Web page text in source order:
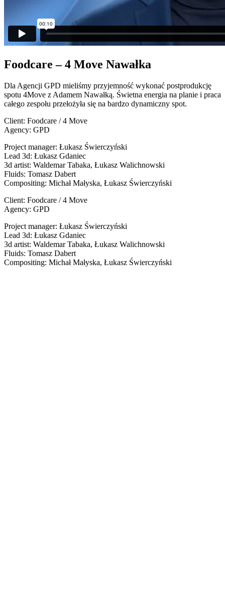
Foodcare – 4 Move Nawałka
Dla Agencji GPD mieliśmy przyjemność wykonać postprodukcję
spotu 4Move z Adamem Nawałką. Świetna energia na planie i praca
całego zespołu przełożyła się na bardzo dynamiczny spot.
Client: Foodcare / 4 Move
Agency: GPD
Project manager: Łukasz Świerczyński
Lead 3d: Łukasz Gdaniec
3d artist: Waldemar Tabaka, Łukasz Walichnowski
Fluids: Tomasz Dabert
Compositing: Michał Małyska, Łukasz Świerczyński
Client: Foodcare / 4 Move
Agency: GPD
Project manager: Łukasz Świerczyński
Lead 3d: Łukasz Gdaniec
3d artist: Waldemar Tabaka, Łukasz Walichnowski
Fluids: Tomasz Dabert
Compositing: Michał Małyska, Łukasz Świerczyński